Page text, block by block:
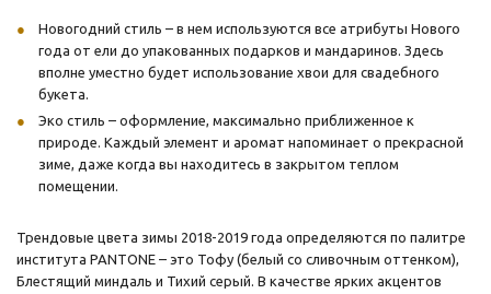
Новогодний стиль – в нем используются все атрибуты Нового
года от ели до упакованных подарков и мандаринов. Здесь
вполне уместно будет использование хвои для свадебного
букета.
Эко стиль – оформление, максимально приближенное к
природе. Каждый элемент и аромат напоминает о прекрасной
зиме, даже когда вы находитесь в закрытом теплом
помещении.
Трендовые цвета зимы 2018-2019 года определяются по палитре
института PANTONE – это Тофу (белый со сливочным оттенком),
Блестящий миндаль и Тихий серый. В качестве ярких акцентов